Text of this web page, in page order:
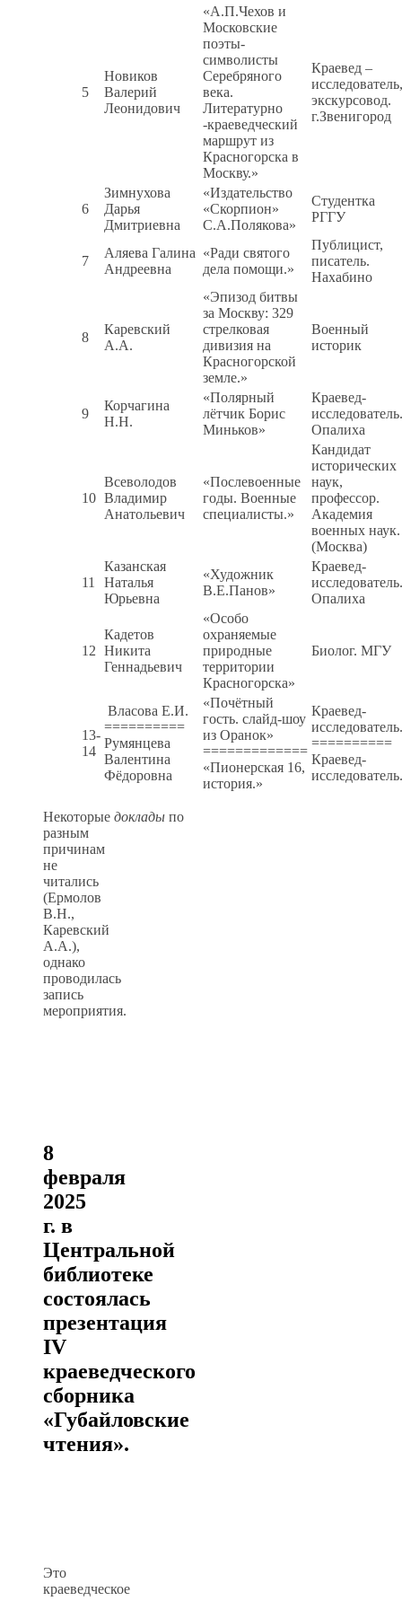
5
Новиков
Валерий
Леонидович
«А.П.Чехов и
Московские
поэты-
символисты
Серебряного
века.
Литературно
-краеведческий
маршрут из
Красногорска в
Москву.»
Краевед –
исследователь,
экскурсовод.
г.Звенигород
6
Зимнухова
Дарья
Дмитриевна
«Издательство
«Скорпион»
С.А.Полякова»
Студентка
РГГУ
7
Аляева Галина
Андреевна
«Ради святого
дела помощи.»
Публицист,
писатель.
Нахабино
8
Каревский
А.А.
«Эпизод битвы
за Москву: 329
стрелковая
дивизия на
Красногорской
земле.»
Военный
историк
9
Корчагина
Н.Н.
«Полярный
лётчик Борис
Миньков»
Краевед-
исследователь.
Опалиха
10
Всеволодов
Владимир
Анатольевич
«Послевоенные
годы. Военные
специалисты.»
Кандидат
исторических
наук,
профессор.
Академия
военных наук.
(Москва)
11
Казанская
Наталья
Юрьевна
«Художник
В.Е.Панов»
Краевед-
исследователь.
Опалиха
12
Кадетов
Никита
Геннадьевич
«Особо
охраняемые
природные
территории
Красногорска»
Биолог. МГУ
13-
14
Власова Е.И.
==========
Румянцева
Валентина
Фёдоровна
«Почётный
гость. слайд-шоу
из Оранок»
=============
«Пионерская 16,
история.»
Краевед-
исследователь.
==========
Краевед-
исследователь.
Некоторые доклады по
разным
причинам
не
читались
(Ермолов
В.Н.,
Каревский
А.А.),
однако
проводилась
запись
мероприятия.
8
февраля
2025
г. в
Центральной
библиотеке
состоялась
презентация
IV
краеведческого
сборника
«Губайловские
чтения».
Это
краеведческое